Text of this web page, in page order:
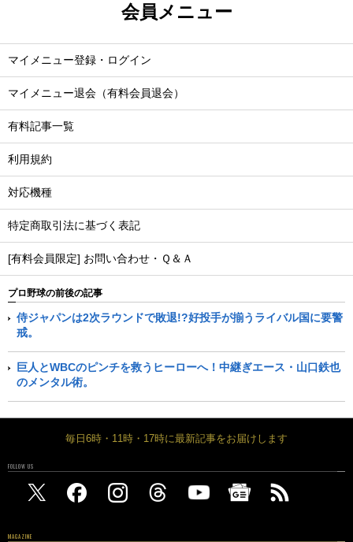
会員メニュー
マイメニュー登録・ログイン
マイメニュー退会（有料会員退会）
有料記事一覧
利用規約
対応機種
特定商取引法に基づく表記
[有料会員限定] お問い合わせ・Ｑ＆Ａ
プロ野球の前後の記事
侍ジャパンは2次ラウンドで敗退!?好投手が揃うライバル国に要警
戒。
巨人とWBCのピンチを救うヒーローへ！中継ぎエース・山口鉄也
のメンタル術。
毎日6時・11時・17時に最新記事をお届けします
FOLLOW US
MAGAZINE